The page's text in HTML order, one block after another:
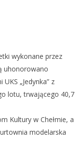
wykonane przez
uhonorowano
„Jedynka” z
lotu, trwającego 40,7
Kultury w Chełmie, a
modelarska